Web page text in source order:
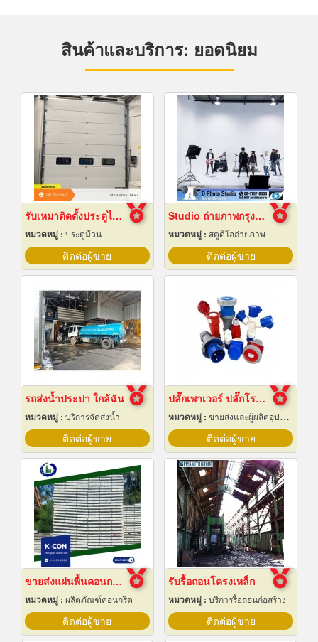
สินค้าและบริการ: ยอดนิยม
รับเหมาติดตั้งประตูไฮสปีดดอร์
หมวดหมู่ : ประตูม้วน
ติดต่อผู้ขาย
Studio ถ่ายภาพกรุงเทพ
หมวดหมู่ : สตูดิโอถ่ายภาพ
ติดต่อผู้ขาย
รถส่งน้ำประปา ใกล้ฉัน
หมวดหมู่ : บริการจัดส่งน้ำ
ติดต่อผู้ขาย
ปลั๊กเพาเวอร์ ปลั๊กโรงงาน ปลั๊กอุตสาหกรรม พัทยา ชลบุรี
หมวดหมู่ : ขายส่งและผู้ผลิตอุปกรณ์เครื่องใช้ไฟฟ้า
ติดต่อผู้ขาย
ขายส่งแผ่นพื้นคอนกรีต สมุทรปราการ
หมวดหมู่ : ผลิตภัณฑ์คอนกรีต
ติดต่อผู้ขาย
รับรื้อถอนโครงเหล็ก
หมวดหมู่ : บริการรื้อถอนก่อสร้าง
ติดต่อผู้ขาย